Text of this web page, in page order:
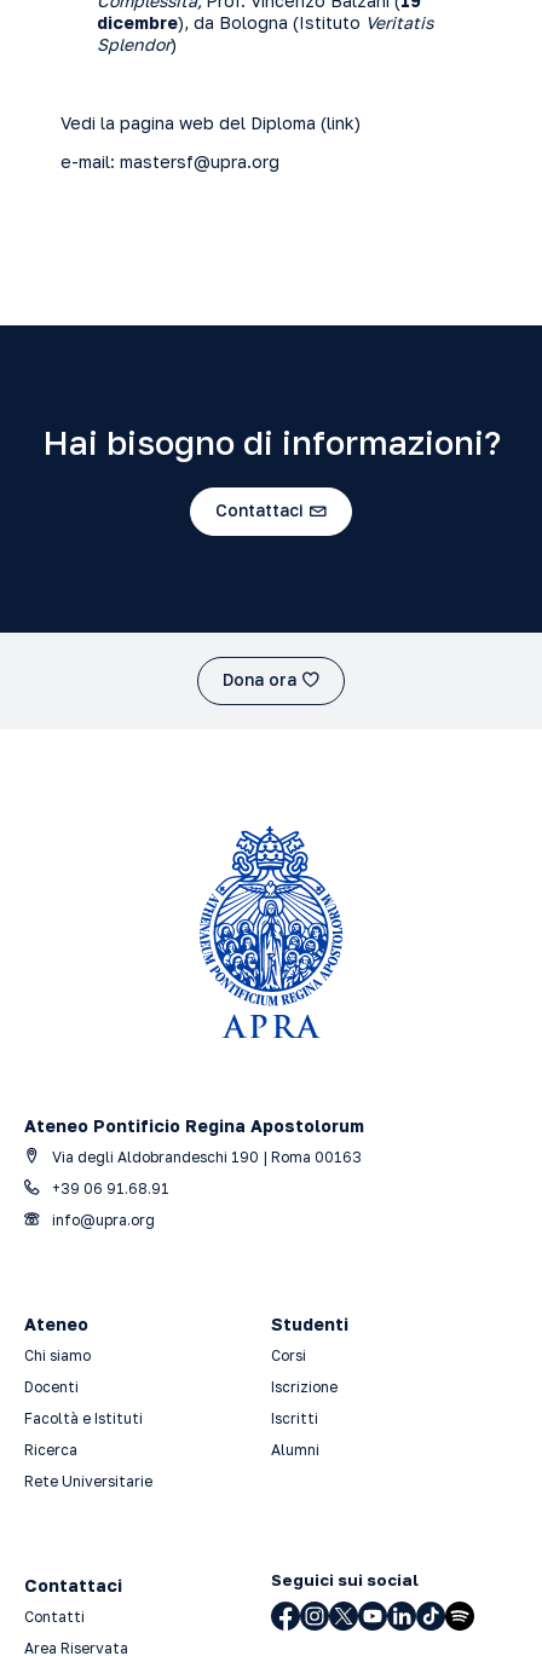
dicembre), da Bologna (Istituto Veritatis
Splendor)
Vedi la pagina web del Diploma (link)
e-mail: mastersf@upra.org
Hai bisogno di informazioni?
Contattaci
Dona ora
Ateneo Pontificio Regina Apostolorum
Via degli Aldobrandeschi 190 | Roma 00163
+39 06 91.68.91
info@upra.org
Ateneo
Chi siamo
Docenti
Facoltà e Istituti
Ricerca
Rete Universitarie
Studenti
Corsi
Iscrizione
Iscritti
Alumni
Contattaci
Contatti
Area Riservata
Seguici sui social